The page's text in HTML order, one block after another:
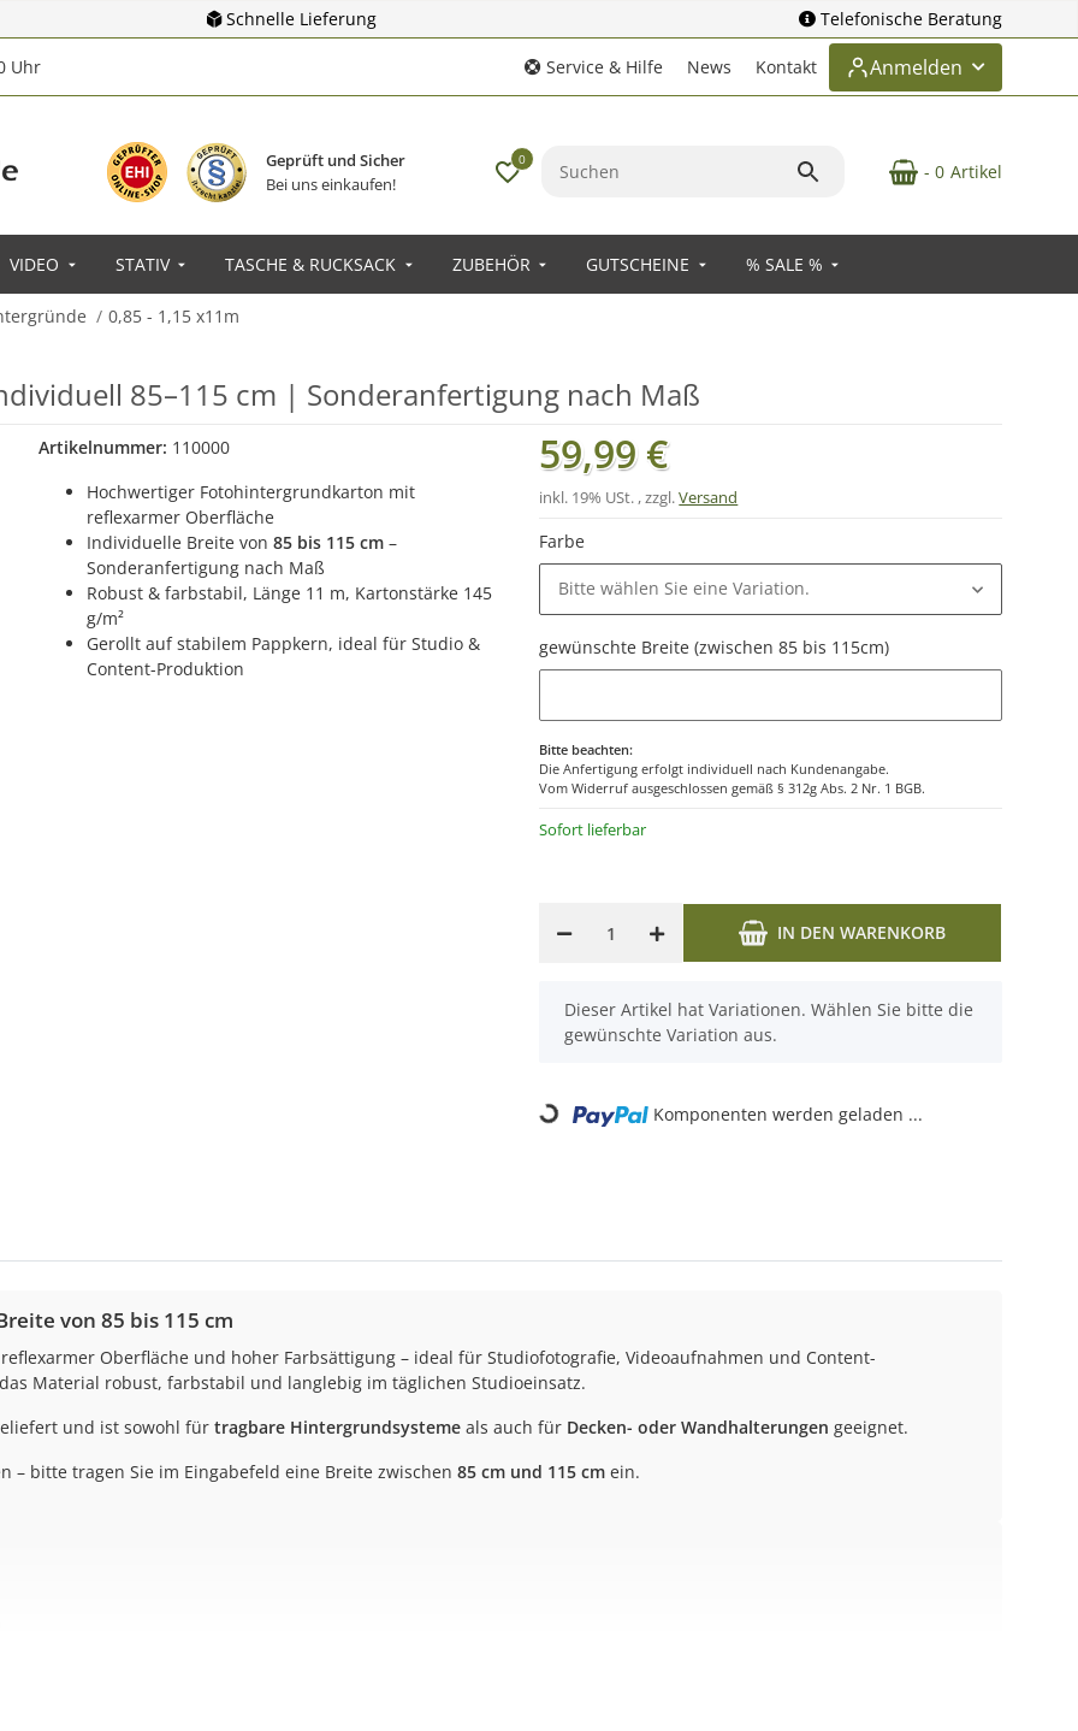
Schnelle Lieferung Telefonische Beratung
Uhr Service & Hilfe News Kontakt Anmelden
Geprüft und Sicher
Bei uns einkaufen!
0
- 0 Artikel
VIDEO STATIV TASCHE & RUCKSACK ZUBEHÖR GUTSCHEINE % SALE %
0,85 - 1,15 x11m
85–115 cm | Sonderanfertigung nach Maß
Artikelnummer: 110000
Hochwertiger Fotohintergrundkarton mit
reflexarmer Oberfläche
Individuelle Breite von 85 bis 115 cm–
Sonderanfertigung nach Maß
Robust & farbstabil, Länge 11 m, Kartonstärke 145
g/m²
Gerollt auf stabilem Pappkern, ideal für Studio &
Content-Produktion
Sofort lieferbar
59,99 €
inkl. 19% USt. , zzgl.Versand
Farbe
Bitte wählen Sie eine Variation.
gewünschte Breite (zwischen 85 bis 115cm)
Bitte beachten:
Die Anfertigung erfolgt individuell nach Kundenangabe.
Vom Widerruf ausgeschlossen gemäß § 312g Abs. 2 Nr. 1 BGB.
IN DEN WARENKORB
x
Dieser Artikel hat Variationen. Wählen Sie bitte die
gewünschte Variation aus.
Loading... Komponenten werden geladen ...
von 85 bis 115 cm
Oberfläche und hoher Farbsättigung – ideal für Studiofotografie, Videoaufnahmen und Content-
Material robust, farbstabil und langlebig im täglichen Studioeinsatz.
und ist sowohl für tragbare Hintergrundsysteme als auch für Decken- oder Wandhalterungen geeignet.
bitte tragen Sie im Eingabefeld eine Breite zwischen 85 cm und 115 cm ein.